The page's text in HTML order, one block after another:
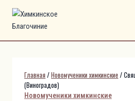
содержимому
Главная /Новомученики химкинские /
(Виноградов)
Новомученики химкинские